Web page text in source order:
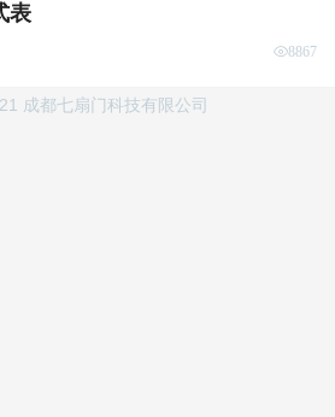
表
8867
成都七扇门科技有限公司